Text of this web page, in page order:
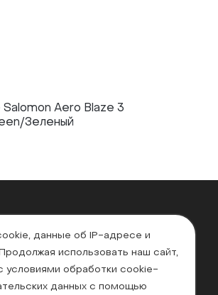
Salomon Aero Blaze 3
Зеленый
данные об IP-адресе и
использовать наш сайт,
условиями обработки cookie-
данных с помощью